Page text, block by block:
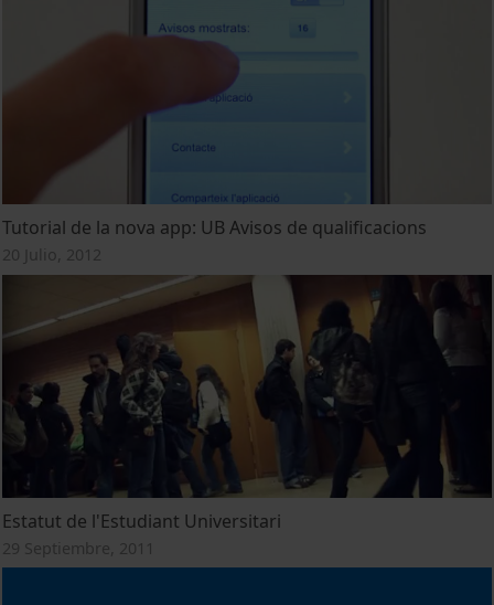
Tutorial de la nova app: UB Avisos de qualificacions
20 Julio, 2012
Estatut de l'Estudiant Universitari
29 Septiembre, 2011